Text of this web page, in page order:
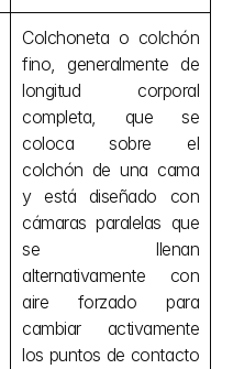
Colchoneta o colchón
fino, generalmente de
longitud corporal
completa, que se
coloca sobre el
colchón de una cama
y está diseñado con
cámaras paralelas que
se llenan
alternativamente con
aire forzado para
cambiar activamente
los puntos de contacto